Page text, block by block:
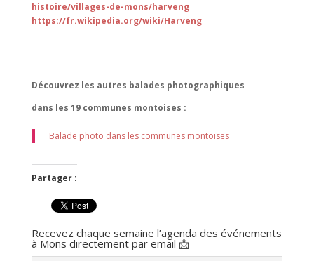
histoire/villages-de-mons/harveng
https://fr.wikipedia.org/wiki/Harveng
Découvrez les autres balades photographiques
dans les 19 communes montoises :
Balade photo dans les communes montoises
Partager :
Recevez chaque semaine l’agenda des événements
à Mons directement par email 📩